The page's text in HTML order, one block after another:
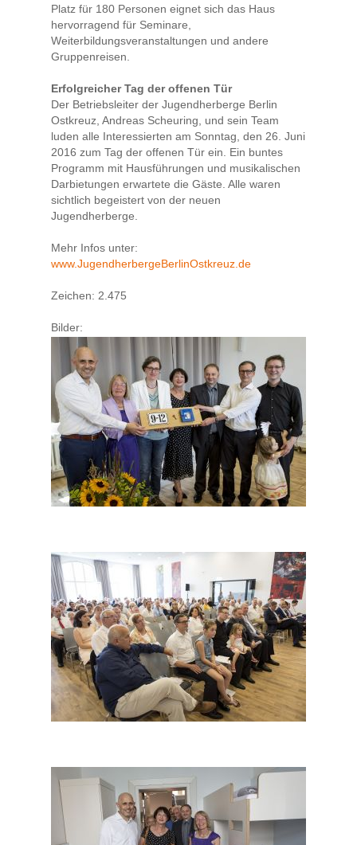
Platz für 180 Personen eignet sich das Haus
hervorragend für Seminare,
Weiterbildungsveranstaltungen und andere
Gruppenreisen.
Erfolgreicher Tag der offenen Tür
Der Betriebsleiter der Jugendherberge Berlin
Ostkreuz, Andreas Scheuring, und sein Team
luden alle Interessierten am Sonntag, den 26. Juni
2016 zum Tag der offenen Tür ein. Ein buntes
Programm mit Hausführungen und musikalischen
Darbietungen erwartete die Gäste. Alle waren
sichtlich begeistert von der neuen
Jugendherberge.
Mehr Infos unter:
www.JugendherbergeBerlinOstkreuz.de
Zeichen: 2.475
Bilder: